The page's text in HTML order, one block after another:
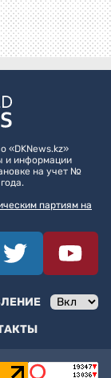
«DKNews.kz»
и информации
на учет №
партиям на